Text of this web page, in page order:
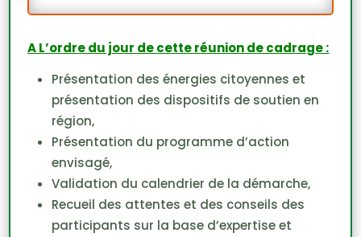
A L’ordre du jour de cette réunion de cadrage :
Présentation des énergies citoyennes et
présentation des dispositifs de soutien en
région,
Présentation du programme d’action
envisagé,
Validation du calendrier de la démarche,
Recueil des attentes et des conseils des
participants sur la base d’expertise et